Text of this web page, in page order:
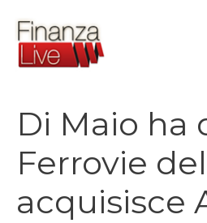
contenuto
Di Maio ha
Ferrovie
acquisisce